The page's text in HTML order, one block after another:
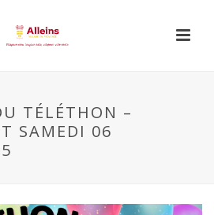
TÉLÉTHON –
SAMEDI 06